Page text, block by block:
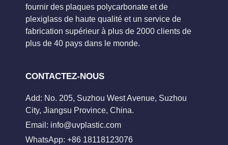
fournir des plaques polycarbonate et de
plexiglass de haute qualité et un service de
fabrication supérieur à plus de 2000 clients de
plus de 40 pays dans le monde.
CONTACTEZ-NOUS
Add: No. 205, Suzhou West Avenue, Suzhou
City, Jiangsu Province, China.
Email: info@uvplastic.com
WhatsApp: +86 18118123076